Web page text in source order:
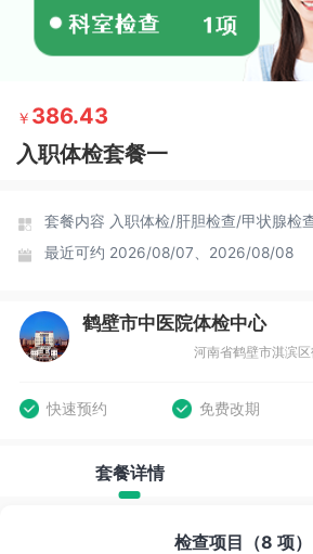
￥ 386.43
入职体检套餐一
套餐内容 入职体检/肝胆检查/甲状腺检
最近可约 2026/08/07、2026/08/08
鹤壁市中医院体检中心
快速预约 免费改期
套餐详情
检查项目（8 项）